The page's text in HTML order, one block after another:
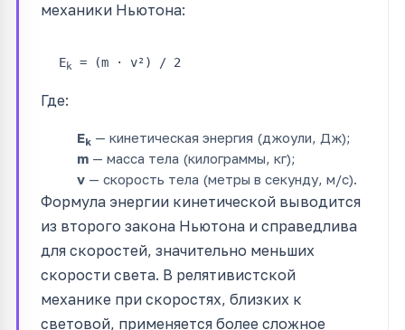
механики Ньютона:
Ek = (m · v²) / 2
Где:
Ek — кинетическая энергия (джоули, Дж);
m — масса тела (килограммы, кг);
v — скорость тела (метры в секунду, м/с).
Формула энергии кинетической выводится
из второго закона Ньютона и справедлива
для скоростей, значительно меньших
скорости света. В релятивистской
механике при скоростях, близких к
световой, применяется более сложное